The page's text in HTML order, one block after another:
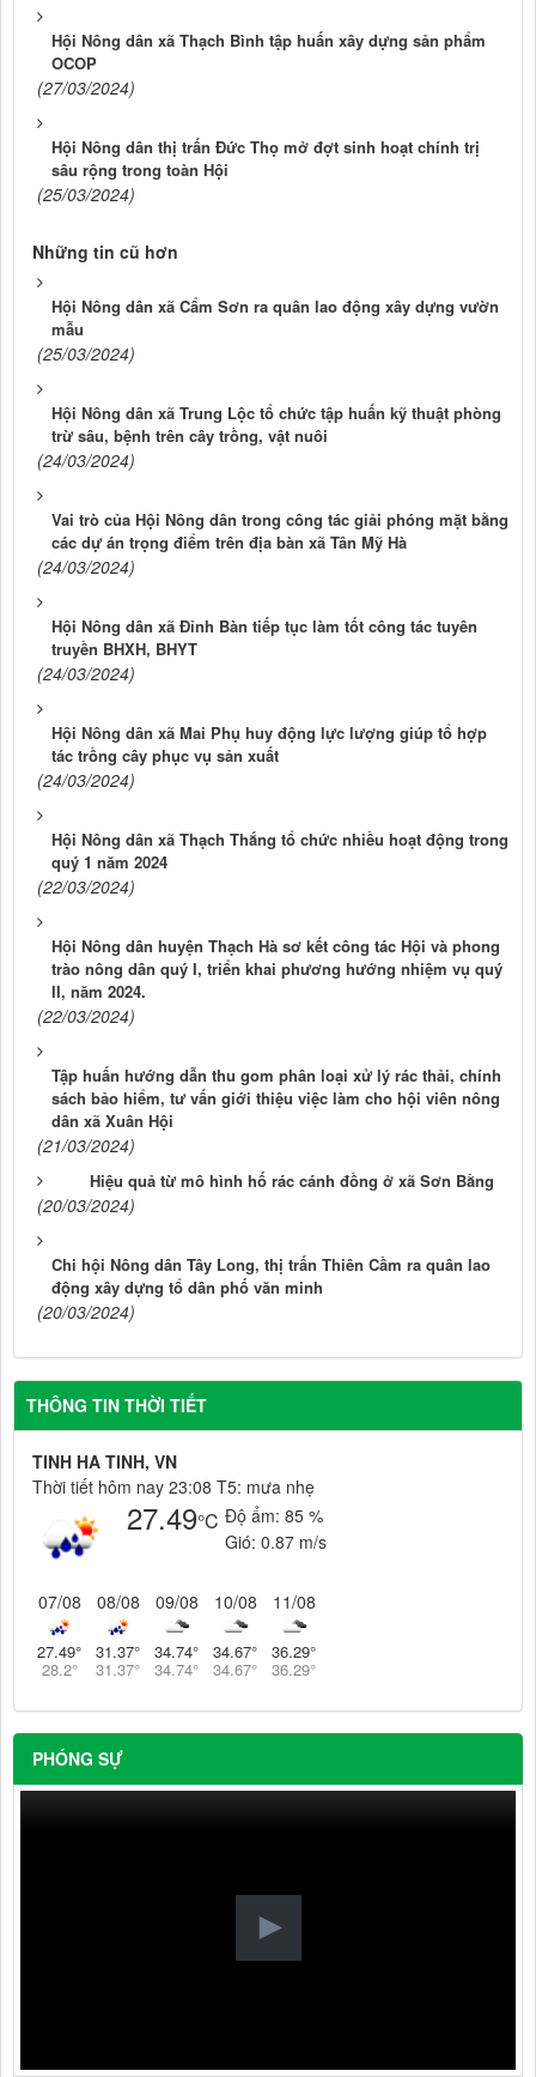
Hội Nông dân xã Thạch Bình tập huấn xây dựng sản phẩm
OCOP
(27/03/2024)
Hội Nông dân thị trấn Đức Thọ mở đợt sinh hoạt chính trị
sâu rộng trong toàn Hội
(25/03/2024)
Những tin cũ hơn
Hội Nông dân xã Cẩm Sơn ra quân lao động xây dựng vườn
mẫu
(25/03/2024)
Hội Nông dân xã Trung Lộc tổ chức tập huấn kỹ thuật phòng
trừ sâu, bệnh trên cây trồng, vật nuôi
(24/03/2024)
Vai trò của Hội Nông dân trong công tác giải phóng mặt bằng
các dự án trọng điểm trên địa bàn xã Tân Mỹ Hà
(24/03/2024)
Hội Nông dân xã Đỉnh Bàn tiếp tục làm tốt công tác tuyên
truyền BHXH, BHYT
(24/03/2024)
Hội Nông dân xã Mai Phụ huy động lực lượng giúp tổ hợp
tác trồng cây phục vụ sản xuất
(24/03/2024)
Hội Nông dân xã Thạch Thắng tổ chức nhiều hoạt động trong
quý 1 năm 2024
(22/03/2024)
Hội Nông dân huyện Thạch Hà sơ kết công tác Hội và phong
trào nông dân quý I, triển khai phương hướng nhiệm vụ quý
II, năm 2024.
(22/03/2024)
Tập huấn hướng dẫn thu gom phân loại xử lý rác thải, chính
sách bảo hiểm, tư vấn giới thiệu việc làm cho hội viên nông
dân xã Xuân Hội
(21/03/2024)
Hiệu quả từ mô hình hố rác cánh đồng ở xã Sơn Bằng
(20/03/2024)
Chi hội Nông dân Tây Long, thị trấn Thiên Cầm ra quân lao
động xây dựng tổ dân phố văn minh
(20/03/2024)
THÔNG TIN THỜI TIẾT
TINH HA TINH, VN
Thời tiết hôm nay 23:08 T5: mưa nhẹ
27.49°C Độ ẩm: 85 %
Gió: 0.87 m/s
07/08
27.49°
28.2°
08/08
31.37°
31.37°
09/08
34.74°
34.74°
10/08
34.67°
34.67°
11/08
36.29°
36.29°
PHÓNG SỰ